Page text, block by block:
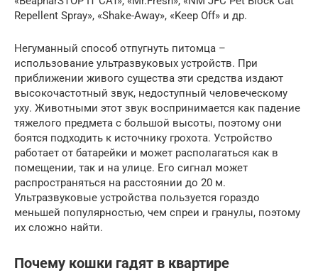
Repellent Spray», «Shake-Away», «Keep Off» и др.
Негуманный способ отпугнуть питомца –
использование ультразвуковых устройств. При
приближении живого существа эти средства издают
высокочастотный звук, недоступный человеческому
уху. Животными этот звук воспринимается как падение
тяжелого предмета с большой высоты, поэтому они
боятся подходить к источнику грохота. Устройство
работает от батарейки и может располагаться как в
помещении, так и на улице. Его сигнал может
распространяться на расстоянии до 20 м.
Ультразвуковые устройства пользуется гораздо
меньшей популярностью, чем спреи и гранулы, поэтому
их сложно найти.
Почему кошки гадят в квартире